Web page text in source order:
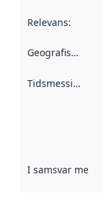
Relevans:
Geografisk avgrensning
Tidsmessig avgrensning
I samsvar med